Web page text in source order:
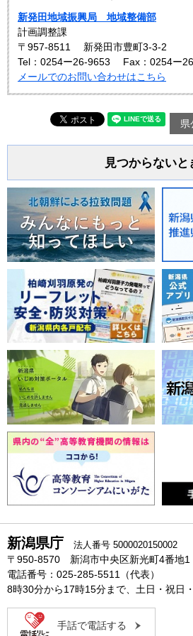
新発田地域振興局 地域整備部
計画調整課
〒957-8511
新発田市豊町3-3-2
Tel：0254ー26-9653
Fax：0254ー
メールでのお問い合わせはこちら
県
見つからないと
新潟県庁 法人番号 5000020150002
〒950-8570 新潟市中央区新光町4番地1
電話番号：025-285-5511（代表）
8時30分から17時15分まで、土日・祝日
手話で電話する